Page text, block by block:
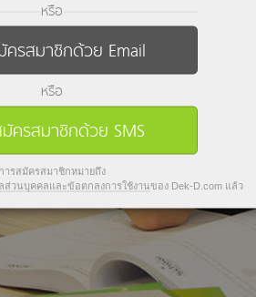
หรือ
ครสมาชิกด้วย Email
หรือ
ครสมาชิกด้วย SMS
การสมัครสมาชิกหมายถึง
ส่วนบุคคลและข้อตกลงการใช้งานของ Dek-D.com แล้ว